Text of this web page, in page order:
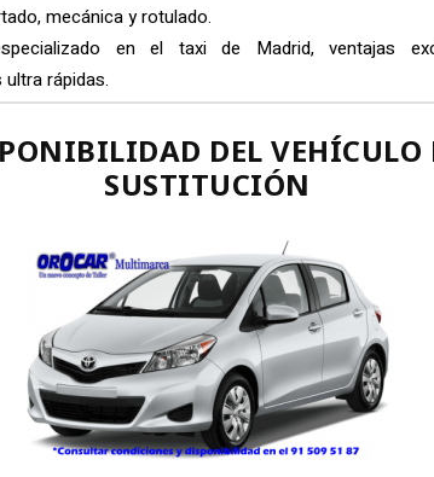
mecánica y rotulado.
en el taxi de Madrid, ventajas
rápidas.
DEL VEHÍCULO
SUSTITUCIÓN